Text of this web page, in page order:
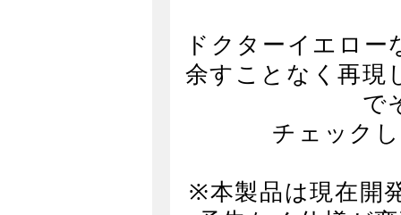
ドクターイエロ
余すことなく再現
で
チェック
※本製品は現在開